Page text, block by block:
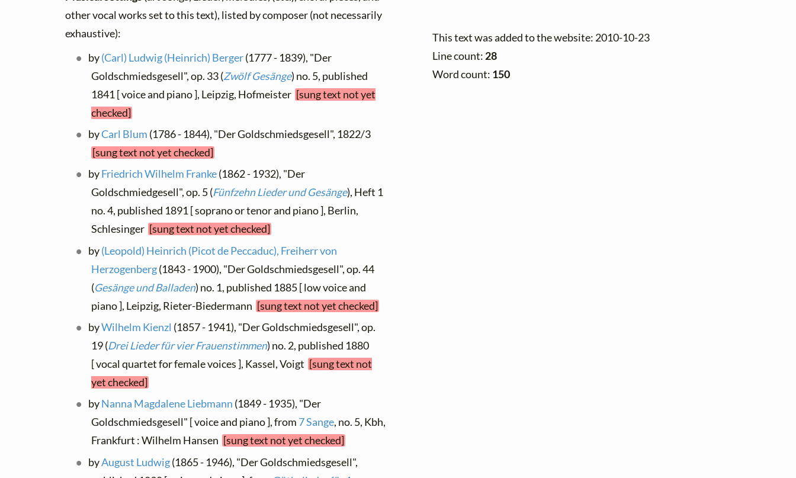
other vocal works set to this text), listed by composer (not necessarily
exhaustive):
by(Carl) Ludwig (Heinrich) Berger(1777 - 1839), "Der
Goldschmiedsgesell", op. 33 (Zwölf Gesänge) no. 5, published
1841 [ voice and piano ], Leipzig, Hofmeister [sung text not yet
checked]
byCarl Blum (1786 - 1844), "Der Goldschmiedsgesell", 1822/3
[sung text not yet checked]
byFriedrich Wilhelm Franke(1862 - 1932), "Der
Goldschmiedgesell", op. 5 (Fünfzehn Lieder und Gesänge), Heft 1
no. 4, published 1891 [ soprano or tenor and piano ], Berlin,
Schlesinger [sung text not yet checked]
by(Leopold) Heinrich (Picot de Peccaduc), Freiherr von
Herzogenberg(1843 - 1900), "Der Goldschmiedsgesell", op. 44
(Gesänge und Balladen) no. 1, published 1885 [ low voice and
piano ], Leipzig, Rieter-Biedermann [sung text not yet checked]
byWilhelm Kienzl (1857 - 1941), "Der Goldschmiedsgesell", op.
19 (Drei Lieder für vier Frauenstimmen) no. 2, published 1880
[ vocal quartet for female voices ], Kassel, Voigt [sung text not
yet checked]
byNanna Magdalene Liebmann (1849 - 1935), "Der
Goldschmiedsgesell" [ voice and piano ], from 7 Sange, no. 5, Kbh,
Frankfurt : Wilhelm Hansen [sung text not yet checked]
byAugust Ludwig(1865 - 1946), "Der Goldschmiedsgesell",
This text was added to the website: 2010-10-23
Line count: 28
Word count: 150